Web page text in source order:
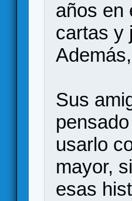
años en
cartas y
Sus
usarlo
mayor,
esas